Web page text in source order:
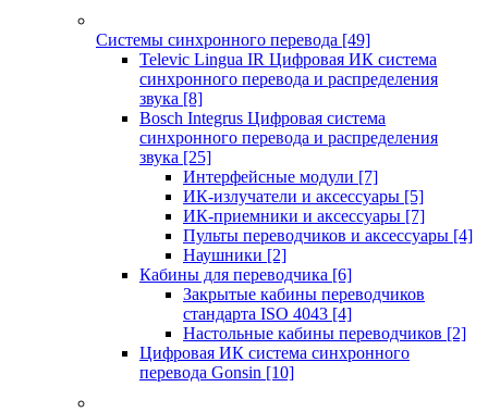
Системы синхронного перевода [49]
Televic Lingua IR Цифровая ИК система
синхронного перевода и распределения
звука [8]
Bosch Integrus Цифровая система
синхронного перевода и распределения
звука [25]
Интерфейсные модули [7]
ИК-излучатели и аксессуары [5]
ИК-приемники и аксессуары [7]
Пульты переводчиков и аксессуары [4]
Наушники [2]
Кабины для переводчика [6]
Закрытые кабины переводчиков
стандарта ISO 4043 [4]
Настольные кабины переводчиков [2]
Цифровая ИК система синхронного
перевода Gonsin [10]